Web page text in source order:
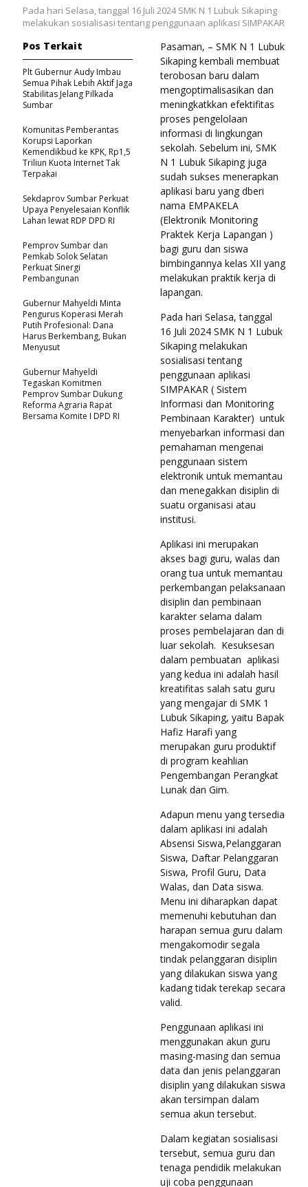
Pada hari Selasa, tanggal 16 Juli 2024 SMK N 1 Lubuk Sikaping
melakukan sosialisasi tentang penggunaan aplikasi SIMPAKAR
Pasaman, – SMK N 1 Lubuk
Sikaping kembali membuat
terobosan baru dalam
mengoptimalisasikan dan
meningkatkkan efektifitas
proses pengelolaan
informasi di lingkungan
sekolah. Sebelum ini, SMK
N 1 Lubuk Sikaping juga
sudah sukses menerapkan
aplikasi baru yang dberi
nama EMPAKELA
(Elektronik Monitoring
Praktek Kerja Lapangan )
bagi guru dan siswa
bimbingannya kelas XII yang
melakukan praktik kerja di
lapangan.
Pada hari Selasa, tanggal
16 Juli 2024 SMK N 1 Lubuk
Sikaping melakukan
sosialisasi tentang
penggunaan aplikasi
SIMPAKAR ( Sistem
Informasi dan Monitoring
Pembinaan Karakter) untuk
menyebarkan informasi dan
pemahaman mengenai
penggunaan sistem
elektronik untuk memantau
dan menegakkan disiplin di
suatu organisasi atau
institusi.
Aplikasi ini merupakan
akses bagi guru, walas dan
orang tua untuk memantau
perkembangan pelaksanaan
disiplin dan pembinaan
karakter selama dalam
proses pembelajaran dan di
luar sekolah. Kesuksesan
dalam pembuatan aplikasi
yang kedua ini adalah hasil
kreatifitas salah satu guru
yang mengajar di SMK 1
Lubuk Sikaping, yaitu Bapak
Hafiz Harafi yang
merupakan guru produktif
di program keahlian
Pengembangan Perangkat
Lunak dan Gim.
Adapun menu yang tersedia
dalam aplikasi ini adalah
Absensi Siswa,Pelanggaran
Siswa, Daftar Pelanggaran
Siswa, Profil Guru, Data
Walas, dan Data siswa.
Menu ini diharapkan dapat
memenuhi kebutuhan dan
harapan semua guru dalam
mengakomodir segala
tindak pelanggaran disiplin
yang dilakukan siswa yang
kadang tidak terekap secara
valid.
Penggunaan aplikasi ini
menggunakan akun guru
masing-masing dan semua
data dan jenis pelanggaran
disiplin yang dilakukan siswa
akan tersimpan dalam
semua akun tersebut.
Dalam kegiatan sosialisasi
tersebut, semua guru dan
tenaga pendidik melakukan
uji coba penggunaan
Pos Terkait
Plt Gubernur Audy Imbau
Semua Pihak Lebih Aktif Jaga
Stabilitas Jelang Pilkada
Sumbar
Komunitas Pemberantas
Korupsi Laporkan
Kemendikbud ke KPK, Rp1,5
Triliun Kuota Internet Tak
Terpakai
Sekdaprov Sumbar Perkuat
Upaya Penyelesaian Konflik
Lahan lewat RDP DPD RI
Pemprov Sumbar dan
Pemkab Solok Selatan
Perkuat Sinergi
Pembangunan
Gubernur Mahyeldi Minta
Pengurus Koperasi Merah
Putih Profesional: Dana
Harus Berkembang, Bukan
Menyusut
Gubernur Mahyeldi
Tegaskan Komitmen
Pemprov Sumbar Dukung
Reforma Agraria Rapat
Bersama Komite I DPD RI